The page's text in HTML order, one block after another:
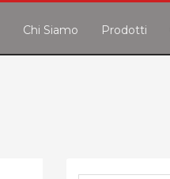
Chi Siamo Prodotti